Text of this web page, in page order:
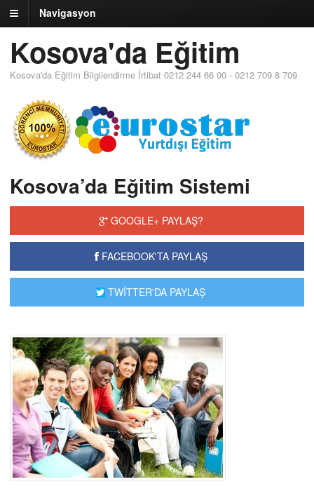
Navigasyon
Kosova'da Eğitim
Kosova'da Eğitim Bilgilendirme İrtibat 0212 244 66 00 - 0212 709 8 709
Kosova’da Eğitim Sistemi
GOOGLE+ PAYLAŞ?
FACEBOOK'TA PAYLAŞ
TWİTTER'DA PAYLAŞ